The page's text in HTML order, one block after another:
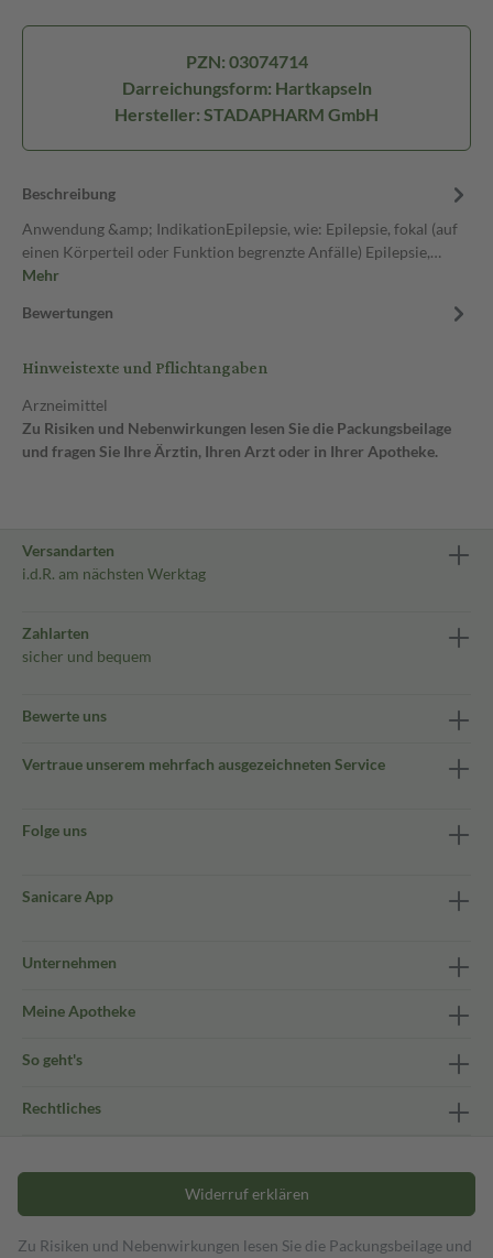
PZN: 03074714
Darreichungsform: Hartkapseln
Hersteller: STADAPHARM GmbH
Beschreibung
Anwendung &amp; IndikationEpilepsie, wie: Epilepsie, fokal (auf
einen Körperteil oder Funktion begrenzte Anfälle) Epilepsie,…
Mehr
Bewertungen
Hinweistexte und Pflichtangaben
Arzneimittel
Zu Risiken und Nebenwirkungen lesen Sie die Packungsbeilage
und fragen Sie Ihre Ärztin, Ihren Arzt oder in Ihrer Apotheke.
Versandarten
i.d.R. am nächsten Werktag
Zahlarten
sicher und bequem
Bewerte uns
Vertraue unserem mehrfach ausgezeichneten Service
Folge uns
Sanicare App
Unternehmen
Meine Apotheke
So geht's
Rechtliches
Widerruf erklären
Zu Risiken und Nebenwirkungen lesen Sie die Packungsbeilage und